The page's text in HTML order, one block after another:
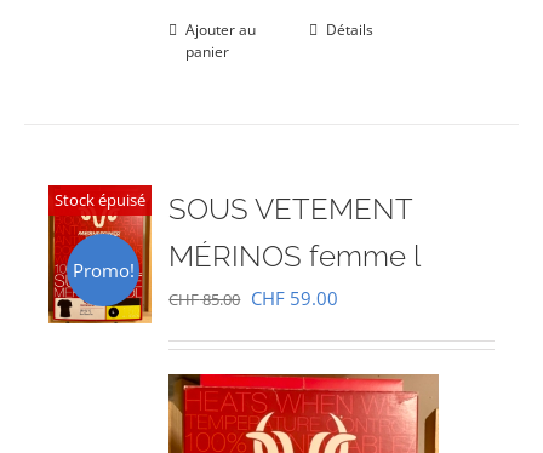
Ajouter au
panier
Détails
Stock épuisé
Promo!
SOUS VETEMENT
MÉRINOS femme l
CHF85.00 Le
initial
était :
CHF 85.00.
CHF 59.00
actuel
est :
CHF 59.00.